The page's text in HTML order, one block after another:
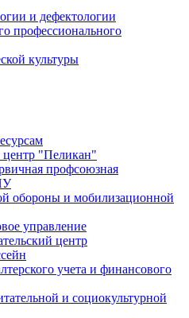
и дефектологии
профессионального
культуры
центр "Пеликан"
профсоюзная
обороны и мобилизационной
управление
центр
учета и финансового
и социокультурной